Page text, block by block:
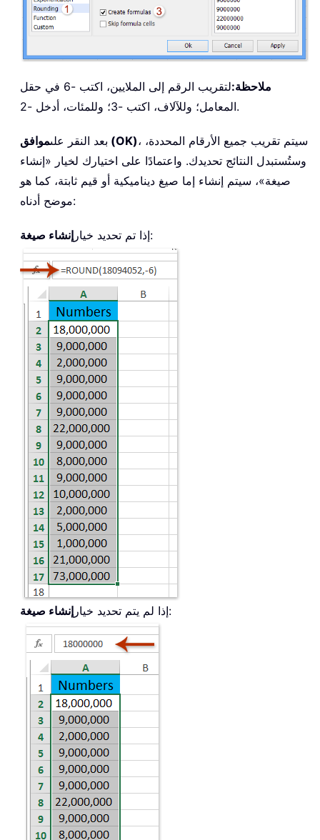
ملاحظة:
لتقريب الرقم إلى الملايين، اكتب -6 في حقل
المعامل؛ وللآلاف، اكتب -3؛ وللمئات، أدخل -2.
بعد النقر على موافق (OK)، سيتم تقريب جميع الأرقام المحددة،
وستُستبدل النتائج تحديدك. واعتمادًا على اختيارك لخيار «إنشاء
صيغة»، سيتم إنشاء إما صيغ ديناميكية أو قيم ثابتة، كما هو
موضح أدناه:
إذا تم تحديد خيار إنشاء صيغة :
إذا لم يتم تحديد خيار إنشاء صيغة :